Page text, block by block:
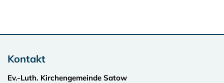
Kontakt
Ev.-Luth. Kirchengemeinde Satow